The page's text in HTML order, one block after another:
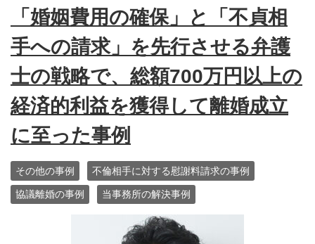
「婚姻費用の確保」と「不貞相
手への請求」を先行させる弁護
士の戦略で、総額700万円以上の
経済的利益を獲得して離婚成立
に至った事例
その他の事例 不倫相手に対する慰謝料請求の事例
協議離婚の事例 当事務所の解決事例